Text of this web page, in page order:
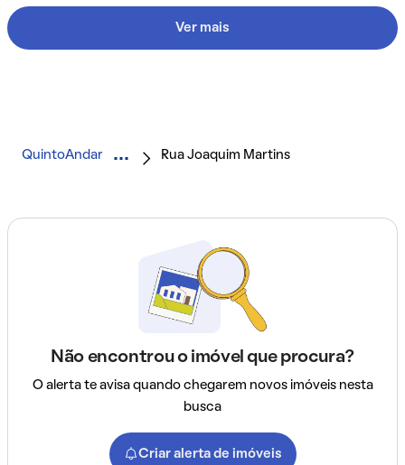
Ver mais
QuintoAndar Rua Joaquim Martins
Não encontrou o imóvel que procura?
O alerta te avisa quando chegarem novos imóveis nesta
busca
Criar alerta de imóveis